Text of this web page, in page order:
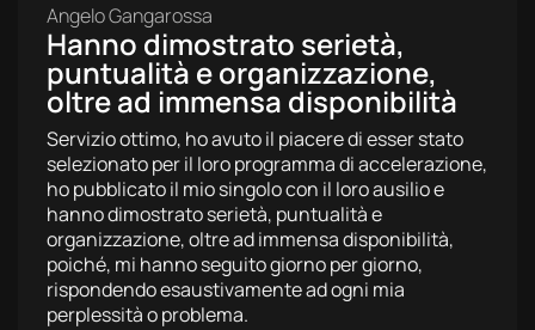
Angelo Gangarossa
Hanno dimostrato serietà,
puntualità e organizzazione,
oltre ad immensa disponibilità
Servizio ottimo, ho avuto il piacere di esser stato
selezionato per il loro programma di accelerazione,
ho pubblicato il mio singolo con il loro ausilio e
hanno dimostrato serietà, puntualità e
organizzazione, oltre ad immensa disponibilità,
poiché, mi hanno seguito giorno per giorno,
rispondendo esaustivamente ad ogni mia
perplessità o problema.